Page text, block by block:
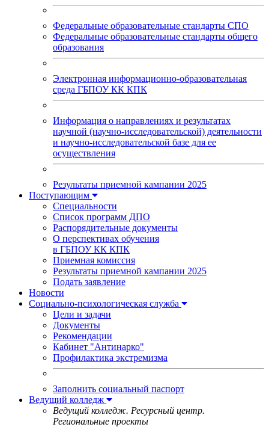
Федеральные образовательные стандарты СПО
Федеральные образовательные стандарты общего
образования
Электронная информационно-образовательная
среда ГБПОУ КК КПК
Информация о направлениях и результатах
научной (научно-исследовательской) деятельности
и научно-исследовательской базе для ее
осуществления
Результаты приемной кампании 2025
Поступающим
Специальности
Список программ ДПО
Распорядительные документы
О перспективах обучения
в ГБПОУ КК КПК
Приемная комиссия
Результаты приемной кампании 2025
Подать заявление
Новости
Социально-психологическая служба
Цели и задачи
Документы
Рекомендации
Кабинет "Антинарко"
Профилактика экстремизма
Заполнить социальный паспорт
Ведущий колледж
Ведущий колледж. Ресурсный центр.
Региональные проекты